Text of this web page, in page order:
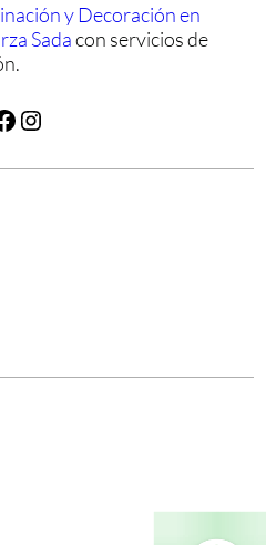
y Decoración en
Sadacon servicios de
Instagram